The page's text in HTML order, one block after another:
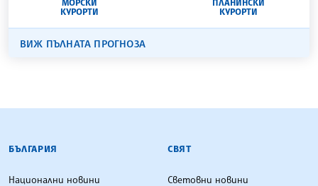
МОРСКИ
КУРОРТИ
ПЛАНИНСКИ
КУРОРТИ
ВИЖ ПЪЛНАТА ПРОГНОЗА
БЪЛГАРСКА ТЕЛЕГРАФНА АГЕНЦИЯ
БЪЛГАРИЯ
Национални новини
СВЯТ
Световни новини